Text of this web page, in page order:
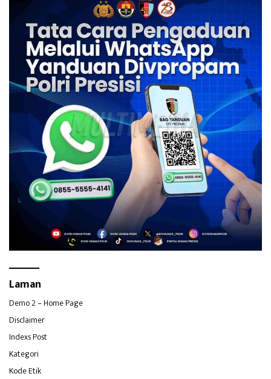
Laman
Demo 2 – Home Page
Disclaimer
Indexs Post
Kategori
Kode Etik